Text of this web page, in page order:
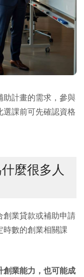
計畫的需求，參與
課前可先確認資格
麼很多人
業貸款或補助申請
數的創業相關課
創業能力，也可能成